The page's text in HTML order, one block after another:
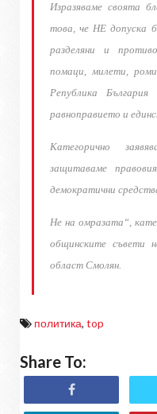
Изразяваме своята
това, че НЕ допуска
разделяни и
помаци, милети,
Република
равноправието и
Категорично
защитаваме
демократични
Не на омразата“,
общинските
област Смолян.
политика, top
Share To: